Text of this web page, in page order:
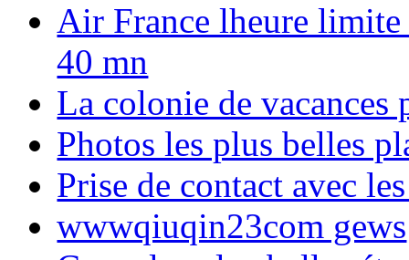
Air France lheure limite
40 mn
La colonie de vacances
Photos les plus belles
Prise de contact avec
wwwqiuqin23com gews